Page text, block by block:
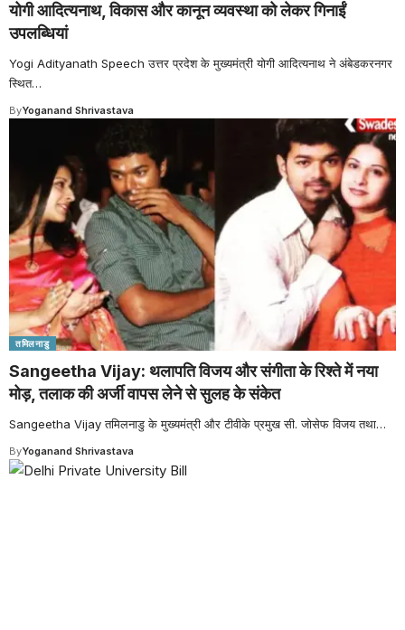
योगी आदित्यनाथ, विकास और कानून व्यवस्था को लेकर गिनाईं
उपलब्धियां
Yogi Adityanath Speech उत्तर प्रदेश के मुख्यमंत्री योगी आदित्यनाथ ने अंबेडकरनगर
स्थित…
ByYoganand Shrivastava
तमिलनाडु
Sangeetha Vijay: थलापति विजय और संगीता के रिश्ते में नया
मोड़, तलाक की अर्जी वापस लेने से सुलह के संकेत
Sangeetha Vijay तमिलनाडु के मुख्यमंत्री और टीवीके प्रमुख सी. जोसेफ विजय तथा…
ByYoganand Shrivastava